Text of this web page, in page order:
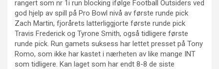
rangert som nr 1i run blocking ifølge Football Outsiders ved
god hjelp av spill på Pro Bowl nivå av første runde pick
Zach Martin, fjorårets latterliggjorte første runde pick
Travis Frederick og Tyrone Smith, også tidligere første
runde pick. Run gamets suksess har lettet presset på Tony
Romo, som ikke har kastet i nærheten av like mange INT
som tidligere. Kan laget som har endt 8-8 de siste